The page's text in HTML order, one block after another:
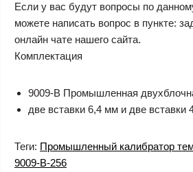
Если у вас будут вопросы по
можете написать вопрос в пункте:
онлайн чате нашего сайта.
Комплектация
9009-B Промышленная
две вставки 6,4 мм и две вставки
Теги: Промышленный калибратор
9009-B-256